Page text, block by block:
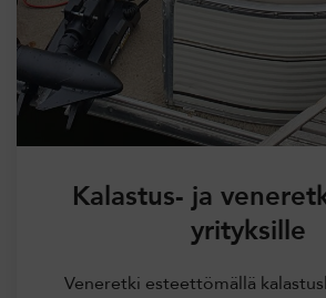
Kalastus- ja
yrityksille
Veneretki esteettömällä